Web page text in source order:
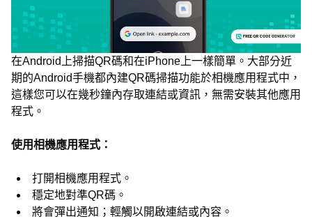
在Android上掃描QR碼和在iPhone上一樣簡單。大部分近
期的Android手機都內建QR碼掃描功能於相機應用程式中，
這樣您可以在幾秒鐘內存取連結或資訊，無需安裝其他應用
程式。
使用相機應用程式：
打開相機應用程式。
穩定地對準QR碼。
將會彈出通知；輕觸以開啟連結或內容。